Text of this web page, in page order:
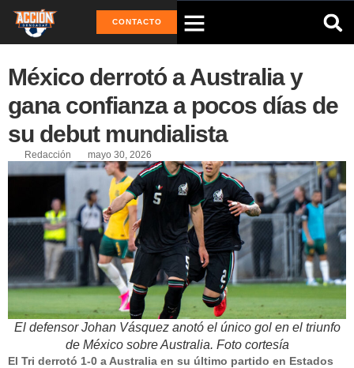
CONTACTO
México derrotó a Australia y
gana confianza a pocos días de
su debut mundialista
Redacción mayo 30, 2026
El defensor Johan Vásquez anotó el único gol en el triunfo
de México sobre Australia. Foto cortesía
El Tri derrotó 1-0 a Australia en su último partido en Estados